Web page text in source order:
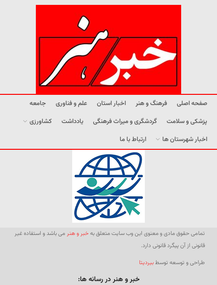
صفحه اصلی فرهنگ و هنر اخبار استان علم و فناوری
جامعه
پزشکی و سلامت
گردشگری و میراث فرهنگی یادداشت
کشاورزی
اخبار شهرستان ها
ارتباط با ما
تمامی حقوق مادی و معنوی این وب سایت متعلق بهخبر و هنر می باشد و استفاده غیر
قانونی از آن پیگرد قانونی دارد.
طراحی و توسعه توسطبیردیتا
خبر و هنر در رسانه ها: